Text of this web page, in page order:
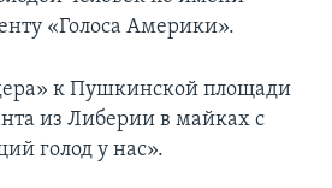
«Голоса Америки».
к Пушкинской площади
из Либерии в майках с
голод у нас».